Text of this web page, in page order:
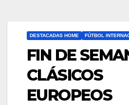
DESTACADAS HOME FÚTBOL
FIN DE
CLÁSICOS
EUROPEOS